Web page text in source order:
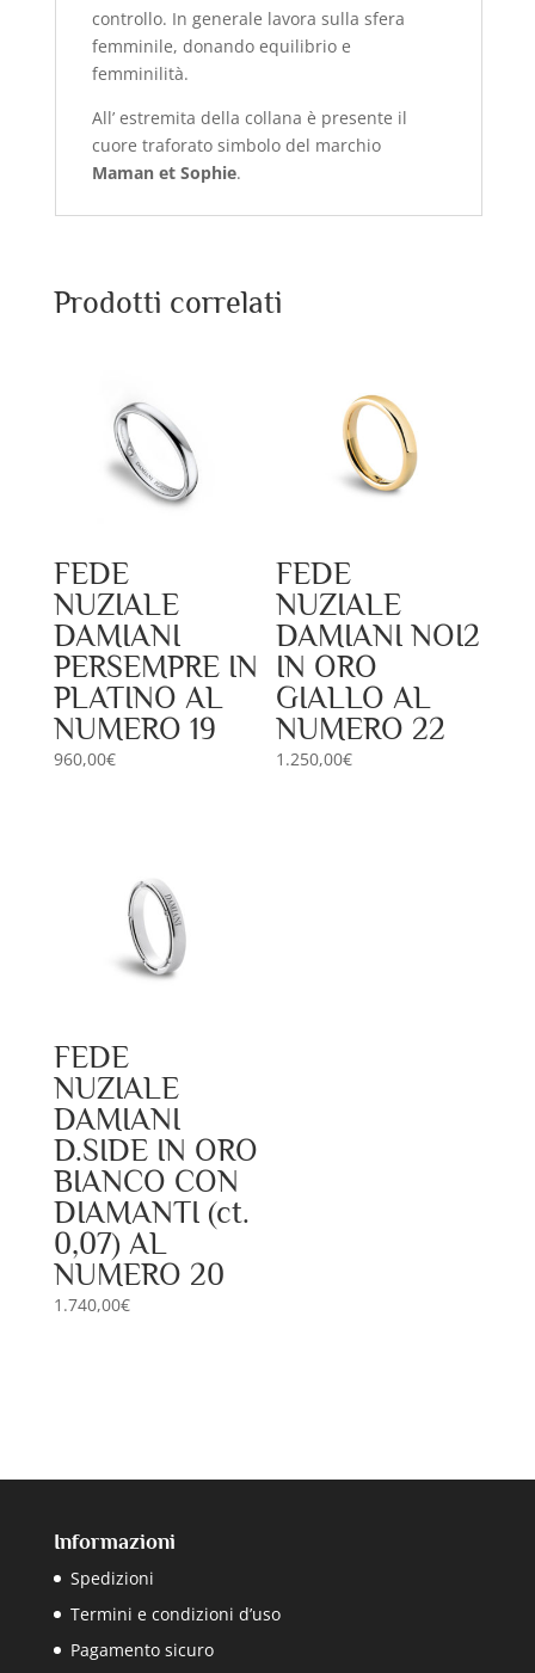
controllo. In generale lavora sulla sfera
femminile, donando equilibrio e
femminilità.
All’ estremita della collana è presente il
cuore traforato simbolo del marchio
Maman et Sophie.
Prodotti correlati
FEDE
NUZIALE
DAMIANI
PERSEMPRE IN
PLATINO AL
NUMERO 19
960,00€
FEDE
NUZIALE
DAMIANI NOI2
IN ORO
GIALLO AL
NUMERO 22
1.250,00€
FEDE
NUZIALE
DAMIANI
D.SIDE IN ORO
BIANCO CON
DIAMANTI (ct.
0,07) AL
NUMERO 20
1.740,00€
Informazioni
Spedizioni
Termini e condizioni d’uso
Pagamento sicuro